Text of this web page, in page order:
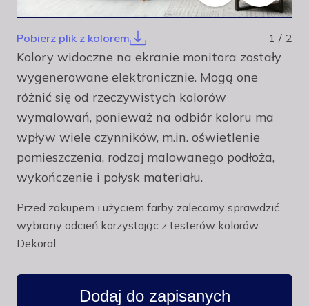
Pobierz plik z kolorem 1 / 2
Kolory widoczne na ekranie monitora zostały
wygenerowane elektronicznie. Mogą one
różnić się od rzeczywistych kolorów
wymalowań, ponieważ na odbiór koloru ma
wpływ wiele czynników, m.in. oświetlenie
pomieszczenia, rodzaj malowanego podłoża,
wykończenie i połysk materiału.
Przed zakupem i użyciem farby zalecamy sprawdzić
wybrany odcień korzystając z testerów kolorów
Dekoral.
Dodaj do zapisanych